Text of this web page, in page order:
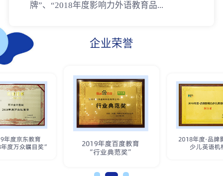
牌”、“2018年度影响力外语教育品...
企业荣誉